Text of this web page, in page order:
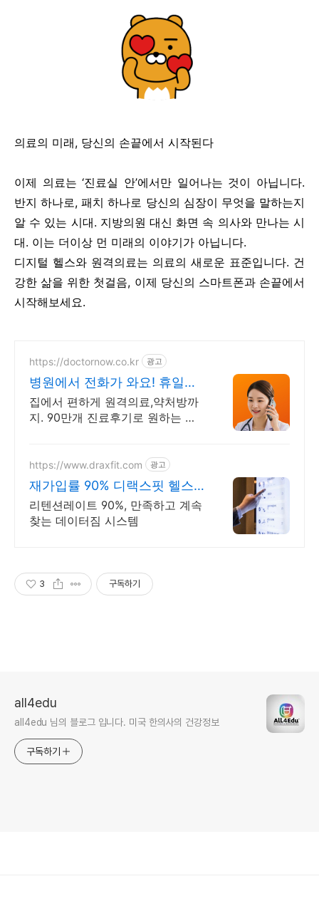
의료의 미래, 당신의 손끝에서 시작된다
이제 의료는 ‘진료실 안’에서만 일어나는 것이 아닙니다.
반지 하나로, 패치 하나로 당신의 심장이 무엇을 말하는지
알 수 있는 시대. 지방의원 대신 화면 속 의사와 만나는 시
대. 이는 더이상 먼 미래의 이야기가 아닙니다.
디지털 헬스와 원격의료는 의료의 새로운 표준입니다. 건
강한 삶을 위한 첫걸음, 이제 당신의 스마트폰과 손끝에서
시작해보세요.
https://doctornow.co.kr 광고
병원에서 전화가 와요! 휴일없
는 24시간 비대면진료
집에서 편하게 원격의료,약처방까
지. 90만개 진료후기로 원하는 선
가능 약국도 함께 확인해보세요.
https://www.draxfit.com 광고
재가입률 90% 디랙스핏 헬스
장 통합관리 디랙스핏
리텐션레이트 90%, 만족하고 계속
찾는 데이터짐 시스템
3 구독하기
all4edu
all4edu 님의 블로그 입니다. 미국 한의사의 건강정보
구독하기